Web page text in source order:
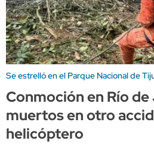
Se estrelló en el Parque Nacional de
Conmoción en Río
muertos en otro
helicóptero